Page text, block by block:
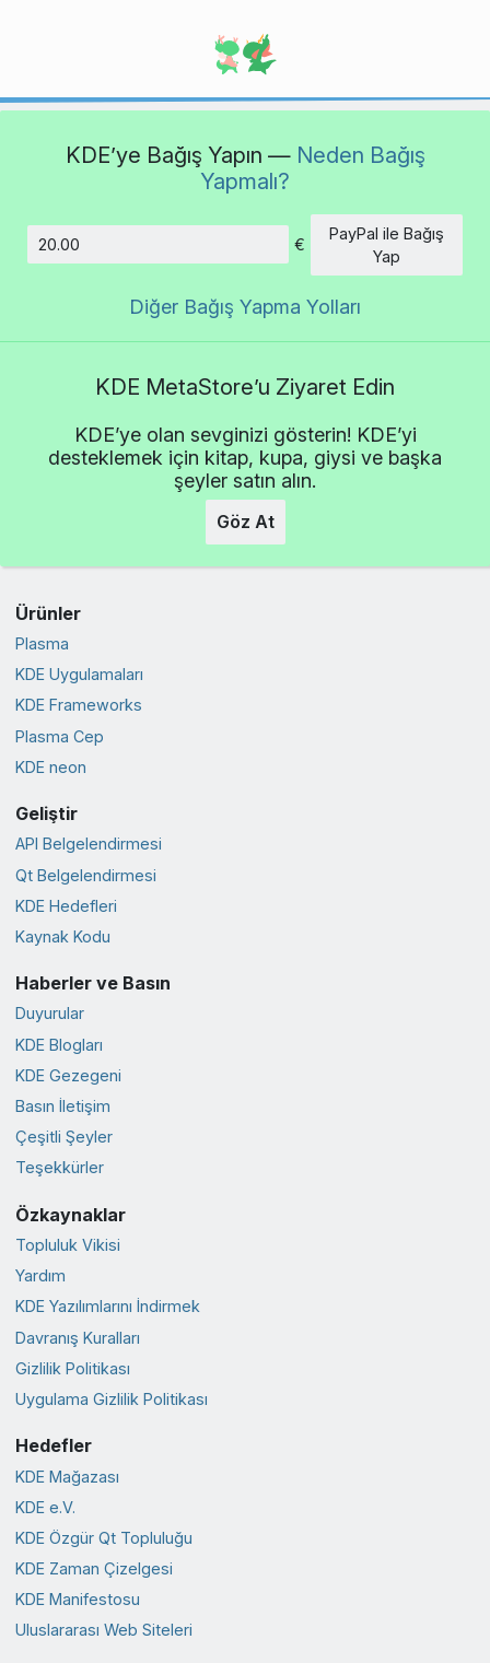
KDE’ye Bağış Yapın — Neden Bağış
Yapmalı?
€
PayPal ile Bağış
Yap
Diğer Bağış Yapma Yolları
KDE MetaStore’u Ziyaret Edin
KDE’ye olan sevginizi gösterin! KDE’yi
desteklemek için kitap, kupa, giysi ve başka
şeyler satın alın.
Göz At
Ürünler
Plasma
KDE Uygulamaları
KDE Frameworks
Plasma Cep
KDE neon
Geliştir
API Belgelendirmesi
Qt Belgelendirmesi
KDE Hedefleri
Kaynak Kodu
Haberler ve Basın
Duyurular
KDE Blogları
KDE Gezegeni
Basın İletişim
Çeşitli Şeyler
Teşekkürler
Özkaynaklar
Topluluk Vikisi
Yardım
KDE Yazılımlarını İndirmek
Davranış Kuralları
Gizlilik Politikası
Uygulama Gizlilik Politikası
Hedefler
KDE Mağazası
KDE e.V.
KDE Özgür Qt Topluluğu
KDE Zaman Çizelgesi
KDE Manifestosu
Uluslararası Web Siteleri